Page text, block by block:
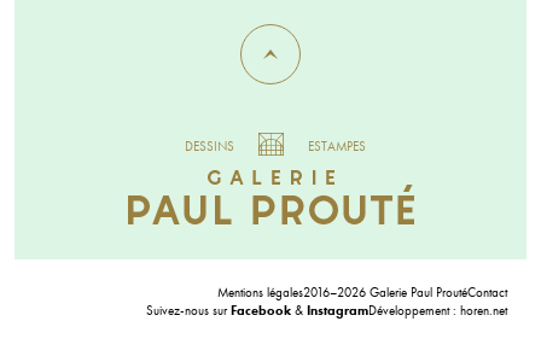
DESSINS ESTAMPES
Mentions légales2016–2026 Galerie Paul ProutéContact
Suivez-nous surFacebook & InstagramDéveloppement : horen.net